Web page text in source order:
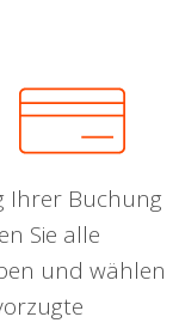
Ihrer Buchung
Sie alle
und wählen